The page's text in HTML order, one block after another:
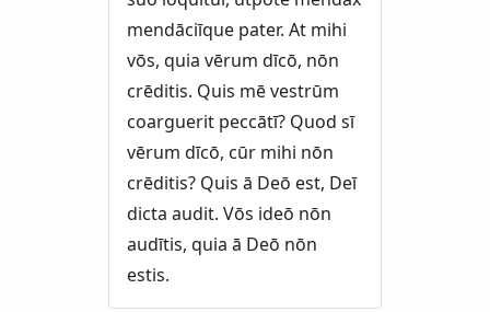
mendāciīque pater. At mihi
vōs, quia vērum dīcō, nōn
crēditis. Quis mē vestrūm
coarguerit peccātī? Quod sī
vērum dīcō, cūr mihi nōn
crēditis? Quis ā Deō est, Deī
dicta audit. Vōs ideō nōn
audītis, quia ā Deō nōn
estis.